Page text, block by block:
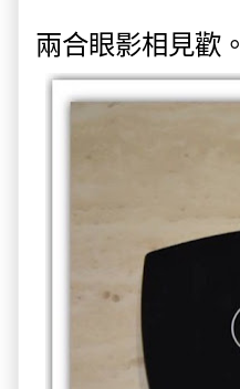
兩合眼影相見歡。